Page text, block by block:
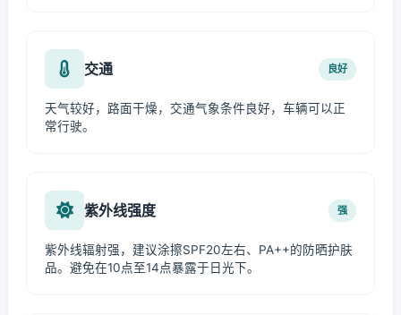
交通 良好
天气较好，路面干燥，交通气象条件良好，车辆可以正
常行驶。
紫外线强度 强
紫外线辐射强，建议涂擦SPF20左右、PA++的防晒护肤
品。避免在10点至14点暴露于日光下。